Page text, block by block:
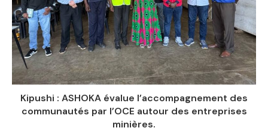
Kipushi : ASHOKA évalue l’accompagnement des
communautés par l’OCE autour des entreprises
minières.